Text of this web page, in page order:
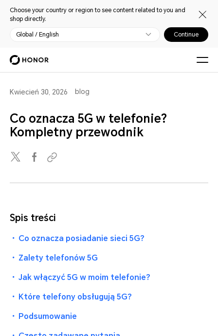
Choose your country or region to see content related to you and
shop directly.
Global / English Continue
Kwiecień 30, 2026 blog
Co oznacza 5G w telefonie?
Kompletny przewodnik
Spis treści
・ Co oznacza posiadanie sieci 5G?
・ Zalety telefonów 5G
・ Jak włączyć 5G w moim telefonie?
・ Które telefony obsługują 5G?
・ Podsumowanie